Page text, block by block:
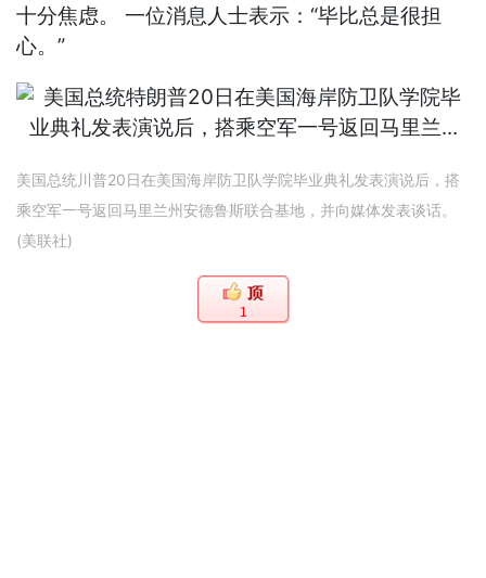
十分焦虑。 一位消息人士表示：“毕比总是很担
心。”
美国总统川普20日在美国海岸防卫队学院毕业典礼发表演说后，搭
乘空军一号返回马里兰州安德鲁斯联合基地，并向媒体发表谈话。
(美联社)
1